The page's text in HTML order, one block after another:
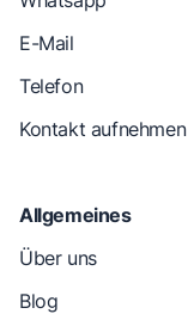
E-Mail
Telefon
Kontakt aufnehmen
Allgemeines
Über uns
Blog